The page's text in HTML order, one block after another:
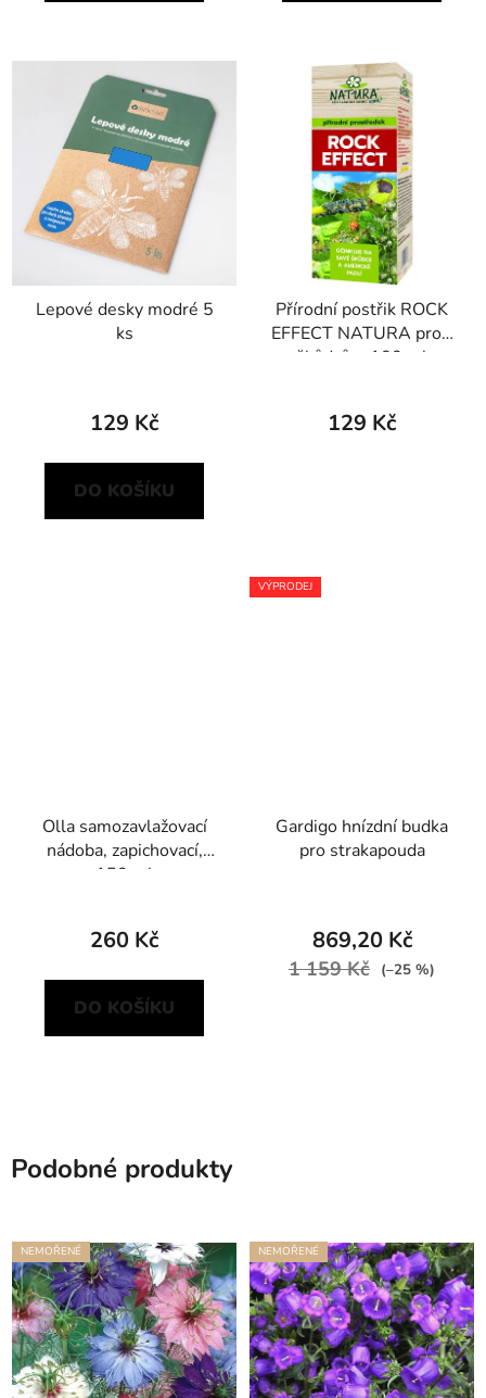
Lepové desky modré 5
ks
129 Kč
DO KOŠÍKU
Přírodní postřik ROCK
EFFECT NATURA proti
škůdcům 100 ml
129 Kč
Olla samozavlažovací
nádoba, zapichovací,
150 ml
260 Kč
DO KOŠÍKU
VÝPRODEJ
Gardigo hnízdní budka
pro strakapouda
869,20 Kč
1 159 Kč (–25 %)
Podobné produkty
NEMOŘENÉ NEMOŘENÉ